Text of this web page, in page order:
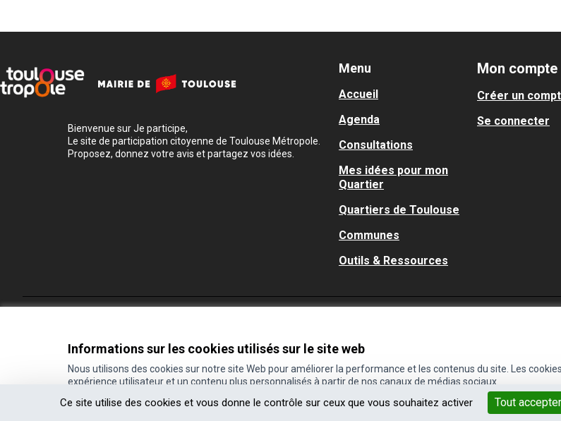
Ce site utilise des cookies et vous donne le contrôle sur ceux que vous souhaitez activer Tout accepter
Informations sur les cookies utilisés sur le site web
Nous utilisons des cookies sur notre site Web pour améliorer la performance et les contenus du site. Les
expérience utilisateur et un contenu plus personnalisés à partir de nos canaux de médias sociaux.
Bienvenue sur Je participe,
Le site de participation citoyenne de Toulouse Métropole.
Proposez, donnez votre avis et partagez vos idées.
Menu
Accueil
Agenda
Consultations
Mes idées pour mon
Quartier
Quartiers de Toulouse
Communes
Outils & Ressources
Mon compte
Créer un
Se connecter
(Lien externe)
Site réalisé grâce aulogiciel libre Decidim
(Lien externe)
.